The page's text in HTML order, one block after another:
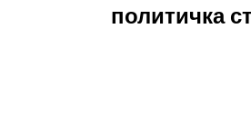
политичка